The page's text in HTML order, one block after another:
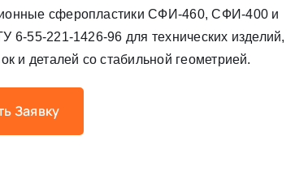
сферопластики СФИ-460, СФИ-400 и
6-55-221-1426-96 для технических изделий,
и деталей со стабильной геометрией.
Заявку